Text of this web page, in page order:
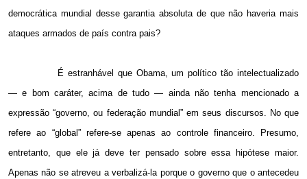
democrática mundial desse garantia absoluta de que não haveria mais
ataques armados de país contra pais?
É estranhável que Obama, um político tão intelectualizado
— e bom caráter, acima de tudo — ainda não tenha mencionado a
expressão “governo, ou federação mundial” em seus discursos. No que
refere ao “global” refere-se apenas ao controle financeiro. Presumo,
entretanto, que ele já deve ter pensado sobre essa hipótese maior.
Apenas não se atreveu a verbalizá-la porque o governo que o antecedeu